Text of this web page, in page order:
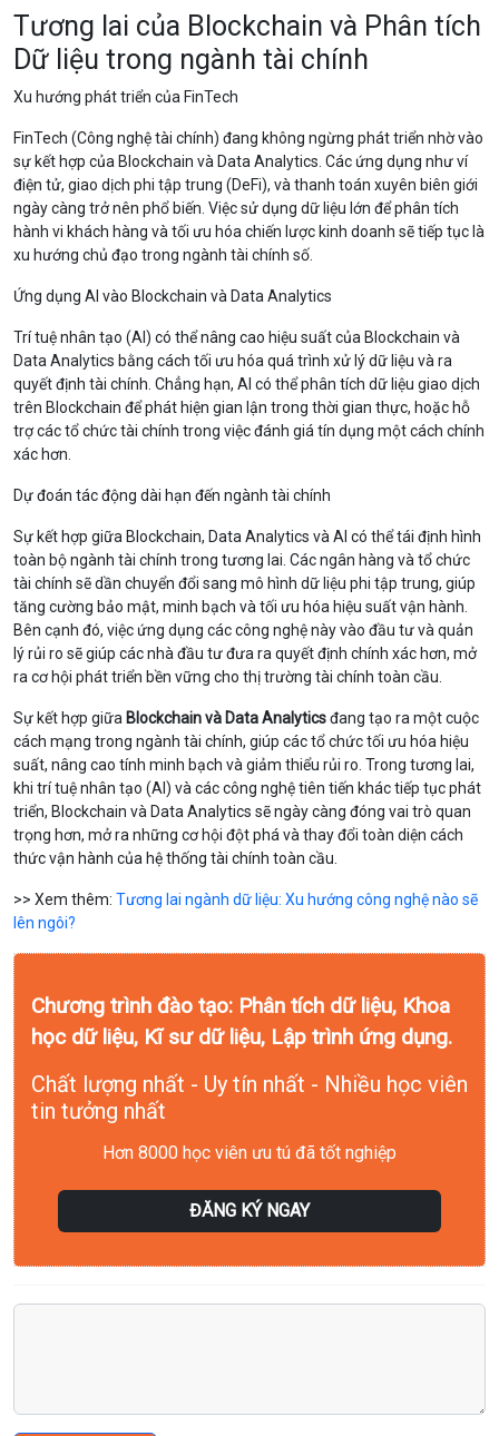
Tương lai của Blockchain và Phân tích
Dữ liệu trong ngành tài chính
Xu hướng phát triển của FinTech
FinTech (Công nghệ tài chính) đang không ngừng phát triển nhờ vào
sự kết hợp của Blockchain và Data Analytics. Các ứng dụng như ví
điện tử, giao dịch phi tập trung (DeFi), và thanh toán xuyên biên giới
ngày càng trở nên phổ biến. Việc sử dụng dữ liệu lớn để phân tích
hành vi khách hàng và tối ưu hóa chiến lược kinh doanh sẽ tiếp tục là
xu hướng chủ đạo trong ngành tài chính số.
Ứng dụng AI vào Blockchain và Data Analytics
Trí tuệ nhân tạo (AI) có thể nâng cao hiệu suất của Blockchain và
Data Analytics bằng cách tối ưu hóa quá trình xử lý dữ liệu và ra
quyết định tài chính. Chẳng hạn, AI có thể phân tích dữ liệu giao dịch
trên Blockchain để phát hiện gian lận trong thời gian thực, hoặc hỗ
trợ các tổ chức tài chính trong việc đánh giá tín dụng một cách chính
xác hơn.
Dự đoán tác động dài hạn đến ngành tài chính
Sự kết hợp giữa Blockchain, Data Analytics và AI có thể tái định hình
toàn bộ ngành tài chính trong tương lai. Các ngân hàng và tổ chức
tài chính sẽ dần chuyển đổi sang mô hình dữ liệu phi tập trung, giúp
tăng cường bảo mật, minh bạch và tối ưu hóa hiệu suất vận hành.
Bên cạnh đó, việc ứng dụng các công nghệ này vào đầu tư và quản
lý rủi ro sẽ giúp các nhà đầu tư đưa ra quyết định chính xác hơn, mở
ra cơ hội phát triển bền vững cho thị trường tài chính toàn cầu.
Sự kết hợp giữa Blockchain và Data Analyticsđang tạo ra một cuộc
cách mạng trong ngành tài chính, giúp các tổ chức tối ưu hóa hiệu
suất, nâng cao tính minh bạch và giảm thiểu rủi ro. Trong tương lai,
khi trí tuệ nhân tạo (AI) và các công nghệ tiên tiến khác tiếp tục phát
triển, Blockchain và Data Analytics sẽ ngày càng đóng vai trò quan
trọng hơn, mở ra những cơ hội đột phá và thay đổi toàn diện cách
thức vận hành của hệ thống tài chính toàn cầu.
>> Xem thêm: Tương lai ngành dữ liệu: Xu hướng công nghệ nào sẽ
lên ngôi?
Chương trình đào tạo: Phân tích dữ liệu, Khoa
học dữ liệu, Kĩ sư dữ liệu, Lập trình ứng dụng.
Chất lượng nhất - Uy tín nhất - Nhiều học viên
tin tưởng nhất
Hơn 8000 học viên ưu tú đã tốt nghiệp
ĐĂNG KÝ NGAY